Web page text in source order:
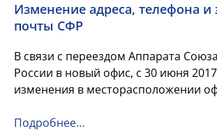
Изменение адреса, телефона и
почты СФР
В связи с переездом Аппарата
России в новый офис, с 30 июня
изменения в месторасположении
Подробнее…